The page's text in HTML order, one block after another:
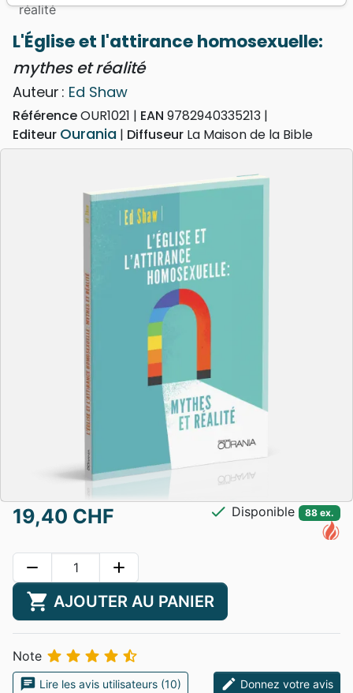
réalité
L'Église et l'attirance homosexuelle:
mythes et réalité
Auteur : Ed Shaw
RéférenceOUR1021 EAN 9782940335213
Editeur Ourania Diffuseur La Maison de la Bible
19,40 CHF check Disponible 88 ex.
remove add
shopping_cart AJOUTER AU PANIER
Note     
chat Lire les avis utilisateurs (10) edit Donnez votre avis